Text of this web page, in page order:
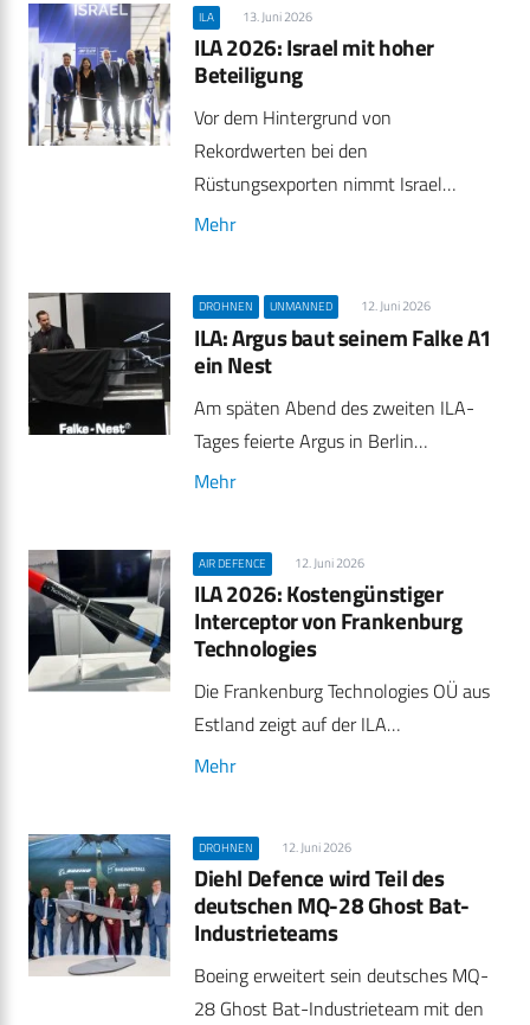
ILA 13. Juni 2026
ILA 2026: Israel mit hoher
Beteiligung
Vor dem Hintergrund von
Rekordwerten bei den
Rüstungsexporten nimmt Israel…
Mehr
DROHNEN UNMANNED 12. Juni 2026
ILA: Argus baut seinem Falke A1
ein Nest
Am späten Abend des zweiten ILA-
Tages feierte Argus in Berlin…
Mehr
AIR DEFENCE 12. Juni 2026
ILA 2026: Kostengünstiger
Interceptor von Frankenburg
Technologies
Die Frankenburg Technologies OÜ aus
Estland zeigt auf der ILA…
Mehr
DROHNEN 12. Juni 2026
Diehl Defence wird Teil des
deutschen MQ-28 Ghost Bat-
Industrieteams
Boeing erweitert sein deutsches MQ-
28 Ghost Bat-Industrieteam mit den